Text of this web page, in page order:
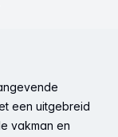
een uitgebreid
vakman en